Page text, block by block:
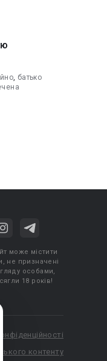
, батько
може містити
не призначені
особами,
18 років!
контенту